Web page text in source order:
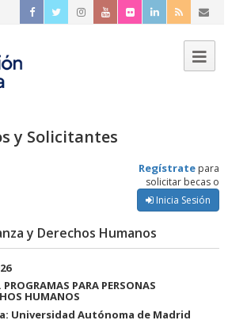
y Solicitantes
Regístrate para
solicitar becas o
Inicia Sesión
y Derechos Humanos
PARA PERSONAS
HUMANOS
Universidad Autónoma de Madrid